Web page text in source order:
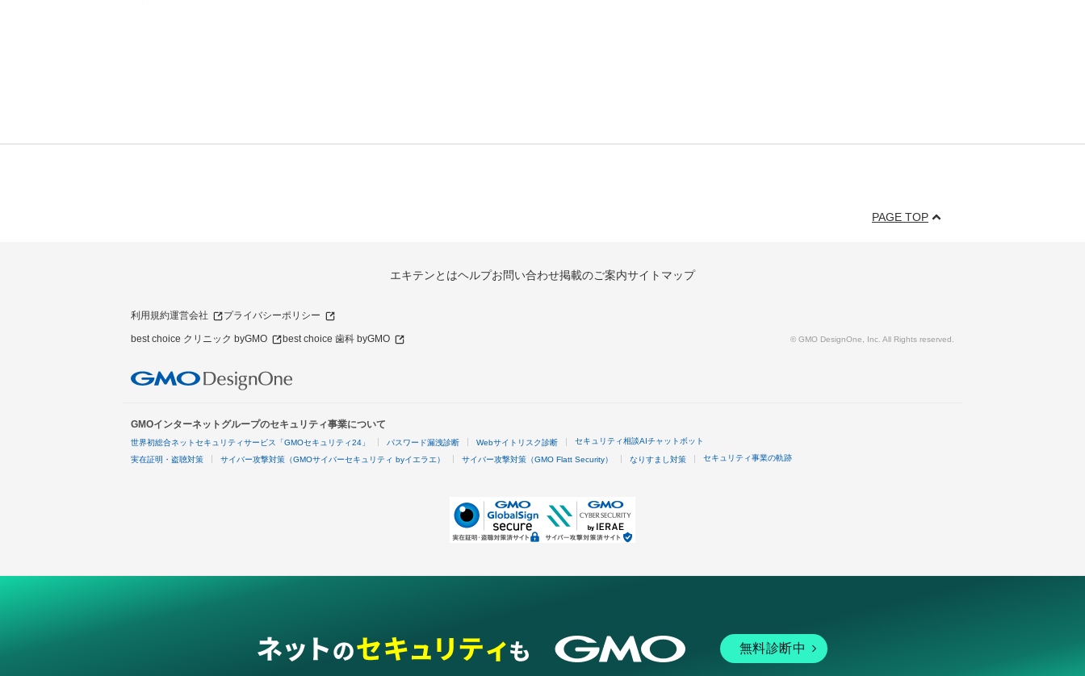
PAGE TOP
エキテンとはヘルプお問い合わせ掲載のご案内サイトマップ
利用規約運営会社 プライバシーポリシー
best choice クリニック byGMO best choice 歯科 byGMO © GMO DesignOne, Inc. All Rights reserved.
GMOインターネットグループのセキュリティ事業について
世界初総合ネットセキュリティサービス「GMOセキュリティ24」 パスワード漏洩診断 Webサイトリスク診断 セキュリティ相談AIチャットボット
実在証明・盗聴対策 サイバー攻撃対策（GMOサイバーセキュリティ byイエラエ） サイバー攻撃対策（GMO Flatt Security） なりすまし対策 セキュリティ事業の軌跡
無料診断中